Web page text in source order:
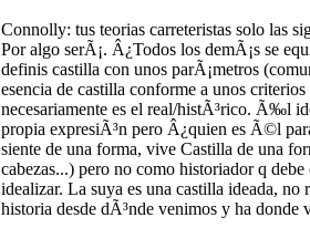
Connolly: tus teorias carreteristas solo las
Por algo serÃ¡. Â¿Todos los demÃ¡s se
definis castilla con unos parÃ¡metros
esencia de castilla conforme a unos
necesariamente es el real/histÃ³rico. Ã‰l
propia expresiÃ³n pero Â¿quien es Ã©l
siente de una forma, vive Castilla de una
cabezas...) pero no como historiador q
idealizar. La suya es una castilla ideada,
historia desde dÃ³nde venimos y ha donde